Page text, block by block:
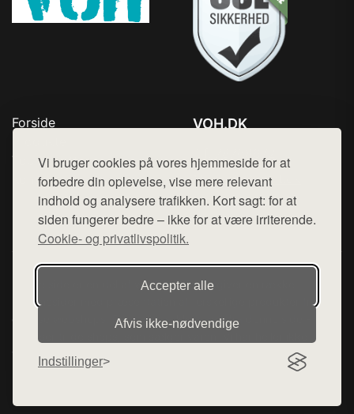
Vi bruger cookies på vores hjemmeside for at
forbedre din oplevelse, vise mere relevant
indhold og analysere trafikken. Kort sagt: for at
siden fungerer bedre – ikke for at være irriterende.
Cookie- og privatlivspolitik.
Accepter alle
Afvis ikke‑nødvendige
Indstillinger
Forside
Top Rabatter
Kontakt
VOH.DK
Mail: hej@want.dk
Cookie- og privatlivspolitik
Denne side er en del af want.dk, der udgiver en række
hjemmesider med præsentation af forskellige produkter fra
diverse webshops. Der sælges ikke varer fra denne side - vi
henviser til de shops, som sælger varen. Vi har heller ikke
varerne på lager.